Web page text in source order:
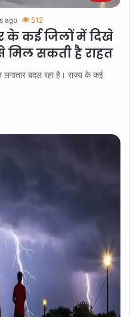
ago 512
के कई जिलों में दिखे
मिल सकती है राहत
बदल रहा है। राज्य के कई